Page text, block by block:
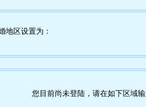
地区设置为：
您目前尚未登陆，请在如下区域